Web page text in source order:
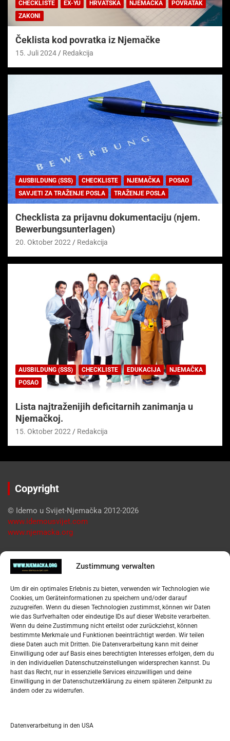
Zustimmung verwalten
Um dir ein optimales Erlebnis zu bieten, verwenden wir Technologien wie
Cookies, um Geräteinformationen zu speichern und/oder darauf
zuzugreifen. Wenn du diesen Technologien zustimmst, können wir Daten
wie das Surfverhalten oder eindeutige IDs auf dieser Website verarbeiten.
Wenn du deine Zustimmung nicht erteilst oder zurückziehst, können
bestimmte Merkmale und Funktionen beeinträchtigt werden. Wir teilen
diese Daten auch mit Dritten. Die Datenverarbeitung kann mit deiner
Einwilligung oder auf Basis eines berechtigten Interesses erfolgen, dem du
in den individuellen Datenschutzeinstellungen widersprechen kannst. Du
hast das Recht, nur in essenzielle Services einzuwilligen und deine
Einwilligung in der Datenschutzerklärung zu einem späteren Zeitpunkt zu
ändern oder zu widerrufen.
Datenverarbeitung in den USA
CHECKLISTE EX-YU HRVATSKA NJEMAČKA
POVRATAK
ZAKONI
Čeklista kod povratka iz Njemačke
15. Juli 2024 Redakcija
AUSBILDUNG (SSS) CHECKLISTE NJEMAČKA
POSAO
SAVJETI ZA TRAŽENJE POSLA
TRAŽENJE POSLA
Checklista za prijavnu dokumentaciju (njem.
Bewerbungsunterlagen)
20. Oktober 2022 Redakcija
AUSBILDUNG (SSS) CHECKLISTE EDUKACIJA
NJEMAČKA
POSAO
Lista najtraženijih deficitarnih zanimanja u
Njemačkoj.
15. Oktober 2022 Redakcija
Copyright
© Idemo u Svijet-Njemačka 2012-2026
www.idemousvijet.com
www.njemacka.org
Pregled
Datenschutzerklärung
Widerufsbelehrung
Oglašavanje / Postavite svoj oglas
Tko je “Idemo u Svijet – Njemačka?
Pretražite stranicu:
S